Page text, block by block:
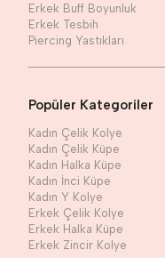
Erkek Buff Boyunluk
Erkek Tesbih
Piercing Yastıkları
Popüler Kategoriler
Kadın Çelik Kolye
Kadın Çelik Küpe
Kadın Halka Küpe
Kadın İnci Küpe
Kadın Y Kolye
Erkek Çelik Kolye
Erkek Halka Küpe
Erkek Zincir Kolye